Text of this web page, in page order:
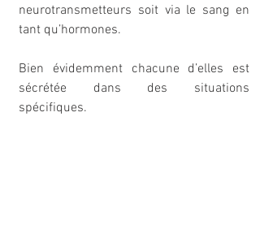
neurotransmetteurs soit via le sang en
tant qu’hormones.
Bien évidemment chacune d’elles est
sécrétée dans des situations
spécifiques.